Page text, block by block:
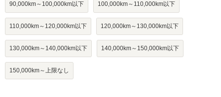
90,000km～100,000km以下 100,000km～110,000km以下
110,000km～120,000km以下 120,000km～130,000km以下
130,000km～140,000km以下 140,000km～150,000km以下
150,000km～上限なし